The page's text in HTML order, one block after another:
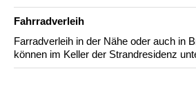
Fahrradverleih
Farradverleih in der Nähe oder auch in
können im Keller der Strandresidenz